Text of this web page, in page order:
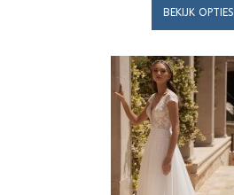
BEKIJK OPTIES